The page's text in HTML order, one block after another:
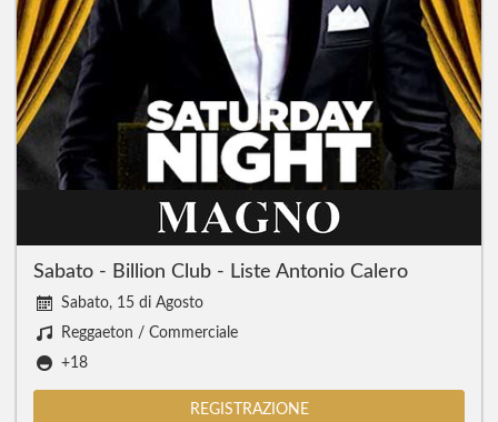
Sabato - Billion Club - Liste Antonio Calero
Sabato, 15 di Agosto
Reggaeton / Commerciale
+18
REGISTRAZIONE